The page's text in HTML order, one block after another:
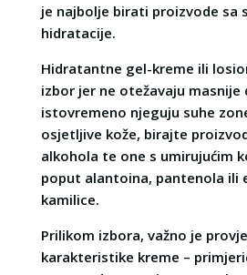
je najbolje birati proizvode sa
hidratacije.
Hidratantne gel-kreme ili
izbor jer ne otežavaju masnije
istovremeno njeguju suhe
osjetljive kože, birajte
alkohola te one s umirujućim
poput alantoina, pantenola ili
kamilice.
Prilikom izbora, važno je
karakteristike kreme –